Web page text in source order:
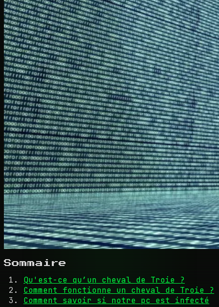
Sommaire
Qu'est-ce qu’un cheval de Troie ?
Comment fonctionne un cheval de Troie ?
Comment savoir si notre pc est infecté